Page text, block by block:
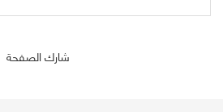
شارك الصفحة